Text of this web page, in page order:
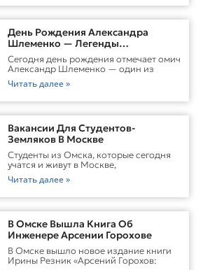
День Рождения Александра
Шлеменко — Легенды
Российского ММА
Сегодня день рождения отмечает омич
Александр Шлеменко — один из
Читать далее »
Вакансии Для Студентов-
Земляков В Москве
Студенты из Омска, которые сегодня
учатся и живут в Москве,
Читать далее »
В Омске Вышла Книга Об
Инженере Арсении Горохове
В Омске вышло новое издание книги
Ирины Резник «Арсений Горохов: